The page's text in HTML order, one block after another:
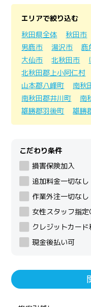
エリアで絞り込む
秋田県全体
秋田市
男鹿市
湯沢市 鹿
大仙市
北秋田市
北秋田郡上小阿仁村
山本郡八峰町
南秋
南秋田郡井川町
南
雄勝郡羽後町
雄勝
こだわり条件
損害保険加入
追加料金一切なし
作業外注一切なし
女性スタッフ指定
クレジットカー
現金後払い可